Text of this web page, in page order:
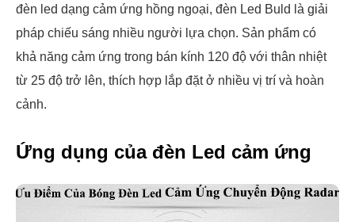
đèn led dạng cảm ứng hồng ngoại, đèn Led Buld là giải
pháp chiếu sáng nhiều người lựa chọn. Sản phẩm có
khả năng cảm ứng trong bán kính 120 độ với thân nhiệt
từ 25 độ trở lên, thích hợp lắp đặt ở nhiều vị trí và hoàn
cảnh.
Ứng dụng của đèn Led cảm ứng